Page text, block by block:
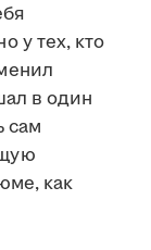
у тех, кто
в один
сам
как